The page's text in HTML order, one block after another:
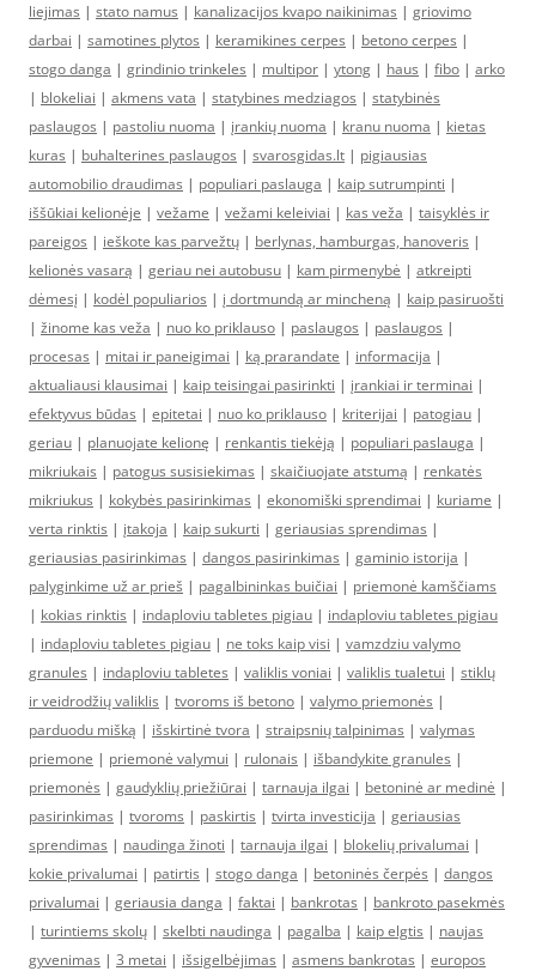
liejimas | stato namus | kanalizacijos kvapo naikinimas | griovimo
darbai | samotines plytos | keramikines cerpes | betono cerpes |
stogo danga | grindinio trinkeles | multipor | ytong | haus | fibo | arko
| blokeliai | akmens vata | statybines medziagos | statybinės
paslaugos | pastoliu nuoma | įrankių nuoma | kranu nuoma | kietas
kuras | buhalterines paslaugos | svarosgidas.lt | pigiausias
automobilio draudimas | populiari paslauga | kaip sutrumpinti |
iššūkiai kelionėje | vežame | vežami keleiviai | kas veža | taisyklės ir
pareigos | ieškote kas parvežtų | berlynas, hamburgas, hanoveris |
kelionės vasarą | geriau nei autobusu | kam pirmenybė | atkreipti
dėmesį | kodėl populiarios | į dortmundą ar mincheną | kaip pasiruošti
| žinome kas veža | nuo ko priklauso | paslaugos | paslaugos |
procesas | mitai ir paneigimai | ką prarandate | informacija |
aktualiausi klausimai | kaip teisingai pasirinkti | įrankiai ir terminai |
efektyvus būdas | epitetai | nuo ko priklauso | kriterijai | patogiau |
geriau | planuojate kelionę | renkantis tiekėją | populiari paslauga |
mikriukais | patogus susisiekimas | skaičiuojate atstumą | renkatės
mikriukus | kokybės pasirinkimas | ekonomiški sprendimai | kuriame |
verta rinktis | įtakoja | kaip sukurti | geriausias sprendimas |
geriausias pasirinkimas | dangos pasirinkimas | gaminio istorija |
palyginkime už ar prieš | pagalbininkas buičiai | priemonė kamščiams
| kokias rinktis | indaploviu tabletes pigiau | indaploviu tabletes pigiau
| indaploviu tabletes pigiau | ne toks kaip visi | vamzdziu valymo
granules | indaploviu tabletes | valiklis voniai | valiklis tualetui | stiklų
ir veidrodžių valiklis | tvoroms iš betono | valymo priemonės |
parduodu mišką | išskirtinė tvora | straipsnių talpinimas | valymas
priemone | priemonė valymui | rulonais | išbandykite granules |
priemonės | gaudyklių priežiūrai | tarnauja ilgai | betoninė ar medinė |
pasirinkimas | tvoroms | paskirtis | tvirta investicija | geriausias
sprendimas | naudinga žinoti | tarnauja ilgai | blokelių privalumai |
kokie privalumai | patirtis | stogo danga | betoninės čerpės | dangos
privalumai | geriausia danga | faktai | bankrotas | bankroto pasekmės
| turintiems skolų | skelbti naudinga | pagalba | kaip elgtis | naujas
gyvenimas | 3 metai | išsigelbėjimas | asmens bankrotas | europos